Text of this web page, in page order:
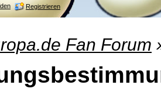
Registrieren
Fan Forum